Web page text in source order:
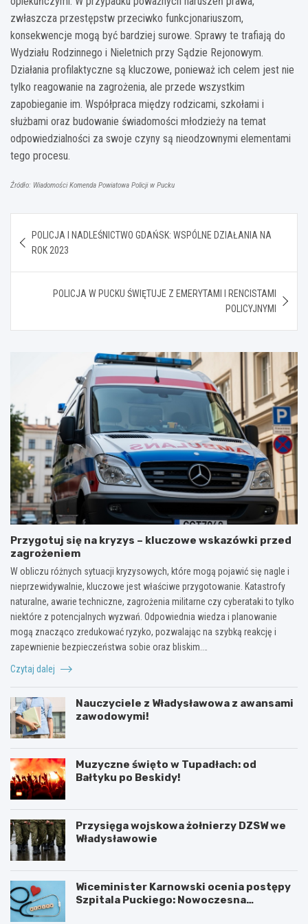
zwłaszcza przestępstw przeciwko funkcjonariuszom,
konsekwencje mogą być bardziej surowe. Sprawy te trafiają do
Wydziału Rodzinnego i Nieletnich przy Sądzie Rejonowym.
Działania profilaktyczne są kluczowe, ponieważ ich celem jest nie
tylko reagowanie na zagrożenia, ale przede wszystkim
zapobieganie im. Współpraca między rodzicami, szkołami i
służbami oraz budowanie świadomości młodzieży na temat
odpowiedzialności za swoje czyny są nieodzownymi elementami
tego procesu.
Źródło: Wiadomości Komenda Powiatowa Policji w Pucku
wpisu
POLICJA I NADLEŚNICTWO GDAŃSK: WSPÓLNE DZIAŁANIA NA
ROK 2023
POLICJA W PUCKU ŚWIĘTUJE Z EMERYTAMI I RENCISTAMI
POLICYJNYMI
Przygotuj się na kryzys – kluczowe wskazówki przed
zagrożeniem
W obliczu różnych sytuacji kryzysowych, które mogą pojawić się nagle i
nieprzewidywalnie, kluczowe jest właściwe przygotowanie. Katastrofy
naturalne, awarie techniczne, zagrożenia militarne czy cyberataki to tylko
niektóre z potencjalnych wyzwań. Odpowiednia wiedza i planowanie
mogą znacząco zredukować ryzyko, pozwalając na szybką reakcję i
zapewnienie bezpieczeństwa sobie oraz bliskim.…
Czytaj dalej
Nauczyciele z Władysławowa z awansami
zawodowymi!
Muzyczne święto w Tupadłach: od
Bałtyku po Beskidy!
Przysięga wojskowa żołnierzy DZSW we
Władysławowie
Wiceminister Karnowski ocenia postępy
Szpitala Puckiego: Nowoczesna
O
M